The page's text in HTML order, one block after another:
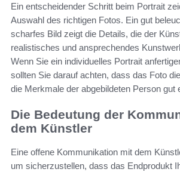
Ein entscheidender Schritt beim Portrait
Auswahl des richtigen Fotos. Ein gut
scharfes Bild zeigt die Details, die der
realistisches und ansprechendes
Wenn Sie ein individuelles Portrait
sollten Sie darauf achten, dass das Foto
die Merkmale der abgebildeten Person gut
Die Bedeutung der
dem Künstler
Eine offene Kommunikation mit dem
um sicherzustellen, dass das Endprodukt